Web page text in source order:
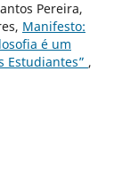
Pereira,
Manifesto:
é um
Estudiantes” ,